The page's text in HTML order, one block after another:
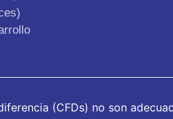
(CFDs) no son